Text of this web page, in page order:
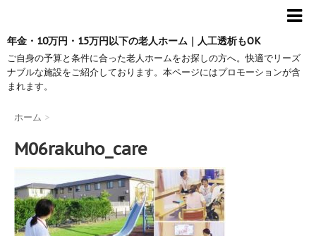
年金・10万円・15万円以下の老人ホーム｜人工透析もOK
ご自身の予算と条件に合った老人ホームをお探しの方へ。快適でリーズ
ナブルな施設をご紹介しております。本ページにはプロモーションが含
まれます。
ホーム >
M06rakuho_care